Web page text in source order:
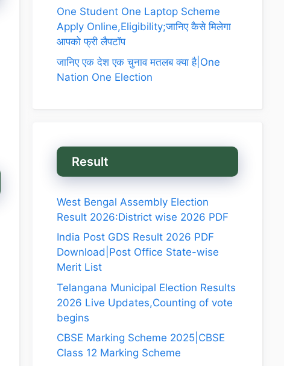
One Student One Laptop Scheme
Apply Online,Eligibility;जानिए कैसे मिलेगा
आपको फ्री लैपटॉप
जानिए एक देश एक चुनाव मतलब क्या है|One
Nation One Election
Result
West Bengal Assembly Election
Result 2026:District wise 2026 PDF
India Post GDS Result 2026 PDF
Download|Post Office State-wise
Merit List
Telangana Municipal Election Results
2026 Live Updates,Counting of vote
begins
CBSE Marking Scheme 2025|CBSE
Class 12 Marking Scheme